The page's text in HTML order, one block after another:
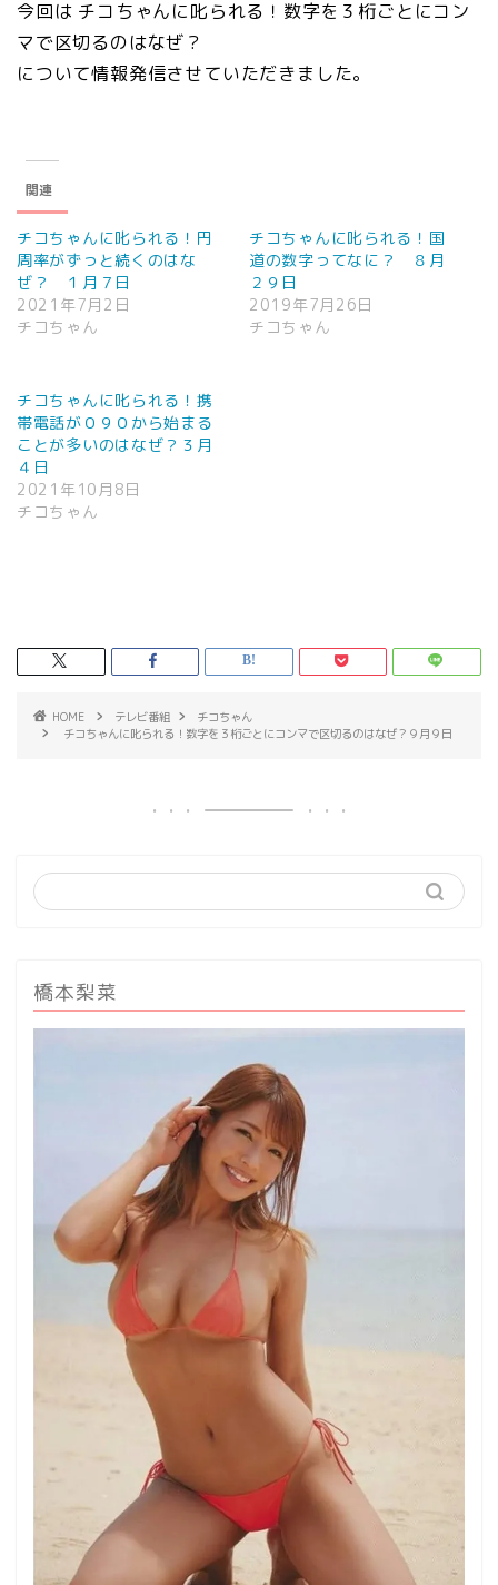
今回は チコちゃんに叱られる！数字を３桁ごとにコン
マで区切るのはなぜ？
について情報発信させていただきました。
関連
チコちゃんに叱られる！円
周率がずっと続くのはな
ぜ？ １月７日
2021年7月2日
チコちゃん
チコちゃんに叱られる！国
道の数字ってなに？ ８月
２９日
2019年7月26日
チコちゃん
チコちゃんに叱られる！携
帯電話が０９０から始まる
ことが多いのはなぜ？３月
４日
2021年10月8日
チコちゃん
HOME テレビ番組
チコちゃん
チコちゃんに叱られる！数字を３桁ごとにコンマで区切るのはなぜ？９月９日
橋本梨菜